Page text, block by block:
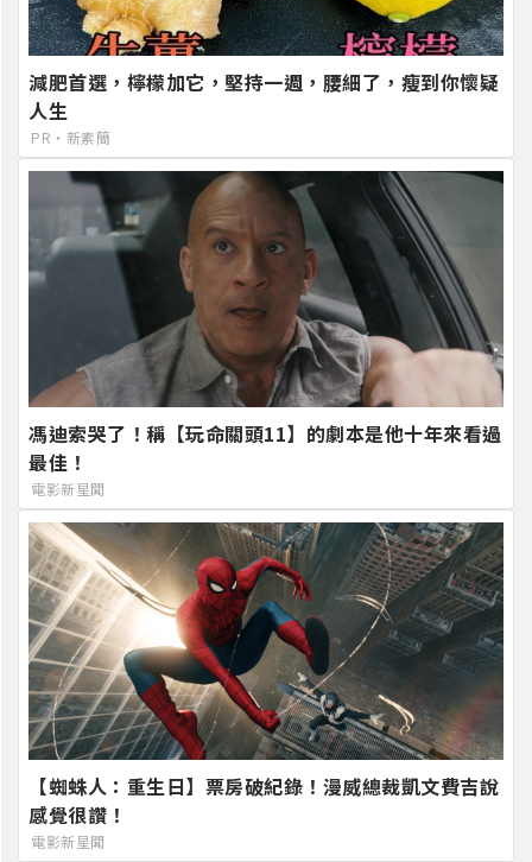
減肥首選，檸檬加它，堅持一週，腰細了，瘦到你懷疑
人生
PR・新素簡
馮迪索哭了！稱【玩命關頭11】的劇本是他十年來看過
最佳！
電影新星聞
【蜘蛛人：重生日】票房破紀錄！漫威總裁凱文費吉說
感覺很讚！
電影新星聞